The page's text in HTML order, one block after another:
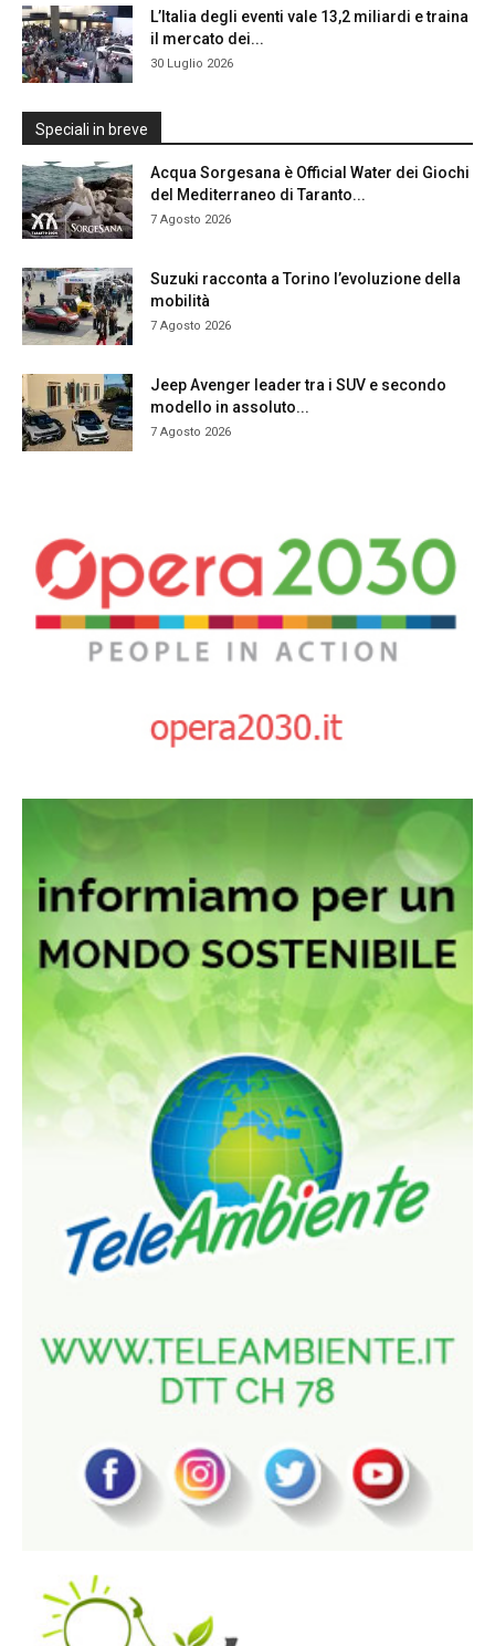
L’Italia degli eventi vale 13,2 miliardi e traina
il mercato dei...
30 Luglio 2026
Speciali in breve
Acqua Sorgesana è Official Water dei Giochi
del Mediterraneo di Taranto...
7 Agosto 2026
Suzuki racconta a Torino l’evoluzione della
mobilità
7 Agosto 2026
Jeep Avenger leader tra i SUV e secondo
modello in assoluto...
7 Agosto 2026